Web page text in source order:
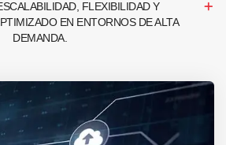
FLEXIBILIDAD Y
EN ENTORNOS DE ALTA
DEMANDA.